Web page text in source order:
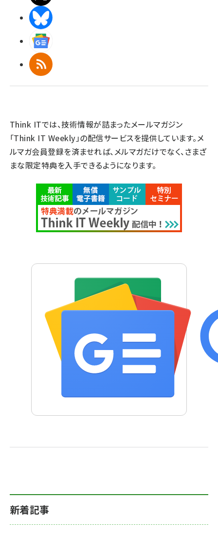
RSS
Think ITでは、技術情報が詰まったメールマガジン
「Think IT Weekly」の配信サービスを提供しています。メ
ルマガ会員登録を済ませれば、メルマガだけでなく、さまざ
まな限定特典を入手できるようになります。
新着記事